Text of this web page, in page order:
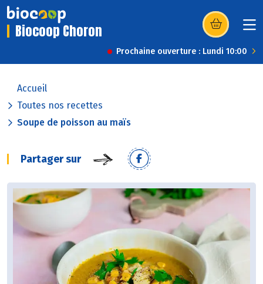
Biocoop Choron (s’ouvre dans
Prochaine ouverture : Lundi 10:00
Accueil
Toutes nos recettes
Soupe de poisson au maïs
Partager sur